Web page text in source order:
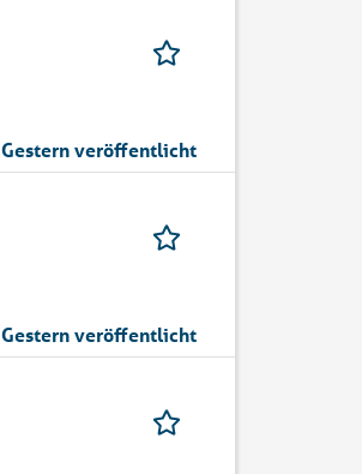
Gestern veröffentlicht
Gestern veröffentlicht